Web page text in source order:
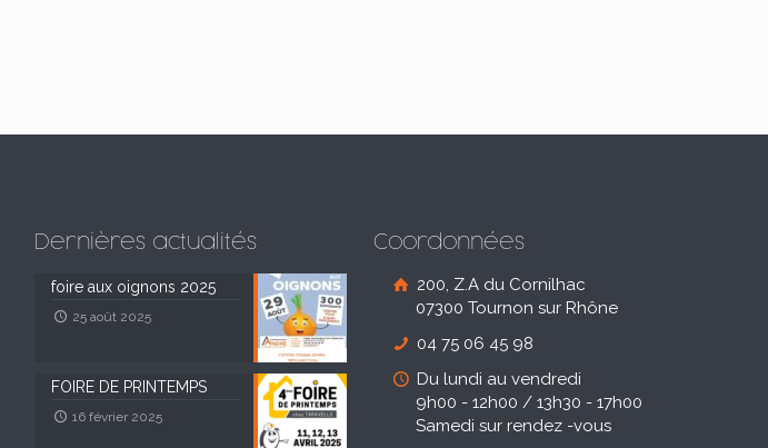
Dernières actualités
foire aux oignons 2025
25 août 2025
FOIRE DE PRINTEMPS
16 février 2025
Coordonnées
200, Z.A du Cornilhac
07300 Tournon sur Rhône
04 75 06 45 98
Du lundi au vendredi
9h00 - 12h00 / 13h30 - 17h00
Samedi sur rendez -vous